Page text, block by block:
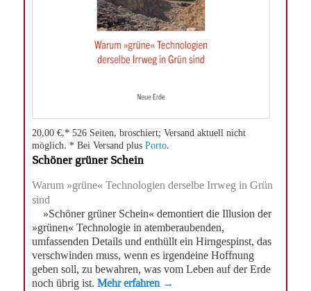
20,00 €,* 526 Seiten, broschiert; Versand aktuell nicht
möglich. * Bei Versand plusPorto.
Schöner grüner Schein
Warum »grüne« Technologien derselbe Irrweg in Grün
sind
»Schöner grüner Schein« demontiert die Illusion der
»grünen« Technologie in atemberaubenden,
umfassenden Details und enthüllt ein Hirngespinst, das
verschwinden muss, wenn es irgendeine Hoffnung
geben soll, zu bewahren, was vom Leben auf der Erde
noch übrig ist.Mehr erfahren →